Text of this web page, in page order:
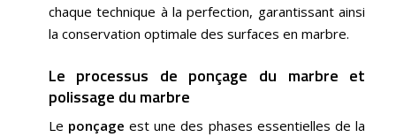
chaque technique à la perfection, garantissant ainsi
la conservation optimale des surfaces en marbre.
Le processus de ponçage du marbre et
polissage du marbre
Le ponçage est une des phases essentielles de la